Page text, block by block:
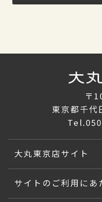
〒
東京都千
Tel.
大丸東京店サイト
サイトのご利用にあ